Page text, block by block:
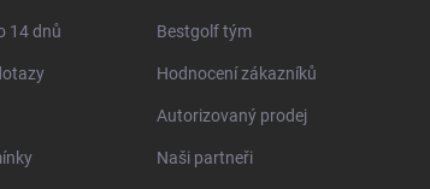
14 dnů Bestgolf tým
Hodnocení zákazníků
Autorizovaný prodej
Naši partneři